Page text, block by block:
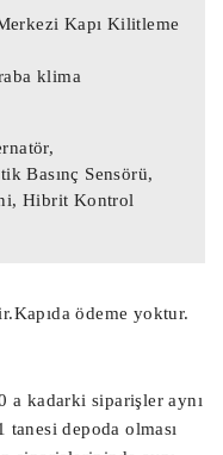
Beyni,
Çıkma
Beyni, Çıkma
Motor Beyini,
Radar
Kapı Kilitleme
klima
Basınç Sensörü,
Hibrit Kontrol
ödeme yoktur.
a kadarki siparişler aynı
depoda olması